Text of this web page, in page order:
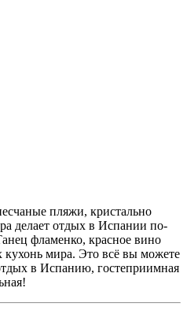
пляжи, кристально
делает отдых в Испании по-
фламенко, красное вино
мира. Это всё вы можете
в Испанию, гостеприимная